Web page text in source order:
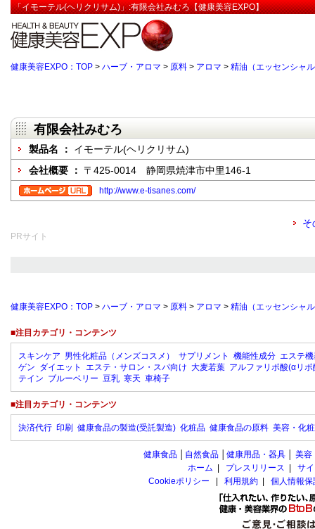
「イモーテル(ヘリクリサム)」:有限会社みむろ【健康美容EXPO】
健康美容EXPO：TOP > ハーブ・アロマ > 原料 > アロマ > 精油（エッセンシャ
有限会社みむろ
製品名 ： イモーテル(ヘリクリサム)
会社概要 ： 〒425-0014 静岡県焼津市中里146-1
http://www.e-tisanes.com/
そ
PRサイト
健康美容EXPO：TOP > ハーブ・アロマ > 原料 > アロマ > 精油（エッセンシャ
■注目カテゴリ・コンテンツ
スキンケア 男性化粧品（メンズコスメ） サプリメント 機能性成分 エステ
ゲン ダイエット エステ・サロン・スパ向け 大麦若葉 アルファリポ酸(αリポ
テイン ブルーベリー 豆乳 寒天 車椅子
■注目カテゴリ・コンテンツ
決済代行 印刷 健康食品の製造(受託製造) 化粧品 健康食品の原料 美容・化
健康食品 自然食品 健康用品・器具 美容
ホーム
プレスリリース
サ
Cookieポリシー
利用規約 個人情報